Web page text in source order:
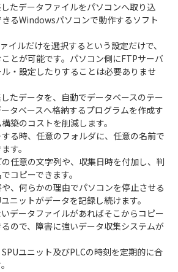
たデータファイルをパソコンへ取り込
るWindowsパソコンで動作するソフト
イルだけを選択するという設定だけで、
とが可能です。パソコン側にFTPサーバ
・設定したりすることは必要ありませ
たデータを、自動でデータベースのテー
タベースへ格納するプログラムを作成す
築のコストを削減します。
る時、任意のフォルダに、任意の名前で
す。
任意の文字列や、収集日時を付加し、判
コピーできます。
、何らかの理由でパソコンを停止させる
ニットがデータを記録し続けます。
データファイルがあればそこからコピー
ので、障害に強いデータ収集システムが
ユニット及びPLCの時刻を定期的に合